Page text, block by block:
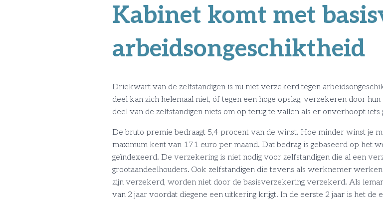
Kabinet komt met
arbeidsongeschiktheid
Driekwart van de zelfstandigen is nu niet verzekerd tegen
deel kan zich helemaal niet, óf tegen een hoge opslag, verzekeren door
deel van de zelfstandigen niets om op terug te vallen als er onverhoopt iets
De bruto premie bedraagt 5,4 procent van de winst. Hoe minder winst je
maximum kent van 171 euro per maand. Dat bedrag is gebaseerd op het
geïndexeerd. De verzekering is niet nodig voor zelfstandigen die al een
grootaandeelhouders. Ook zelfstandigen die tevens als werknemer
zijn verzekerd, worden niet door de basisverzekering verzekerd. Als
van 2 jaar voordat diegene een uitkering krijgt. In de eerste 2 jaar is het